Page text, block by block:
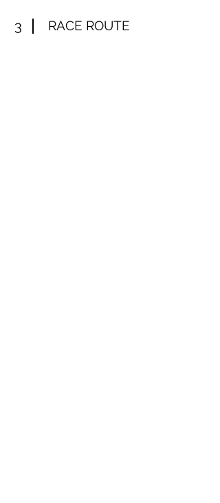
3 RACE ROUTE